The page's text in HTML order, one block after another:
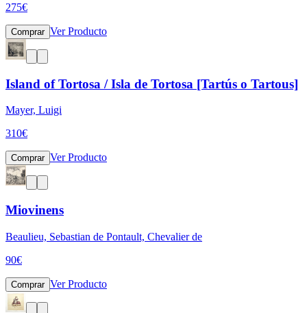
275€
Comprar Ver Producto
Island of Tortosa / Isla de Tortosa [Tartús o Tartous]
Mayer, Luigi
310€
Comprar Ver Producto
Miovinens
Beaulieu, Sebastian de Pontault, Chevalier de
90€
Comprar Ver Producto